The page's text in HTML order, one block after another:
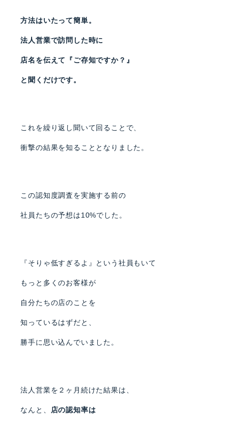
方法はいたって簡単。
法人営業で訪問した時に
店名を伝えて『ご存知ですか？』
と聞くだけです。
これを繰り返し聞いて回ることで、
衝撃の結果を知ることとなりました。
この認知度調査を実施する前の
社員たちの予想は10%でした。
『そりゃ低すぎるよ』という社員もいて
もっと多くのお客様が
自分たちの店のことを
知っているはずだと、
勝手に思い込んでいました。
法人営業を２ヶ月続けた結果は、
なんと、 店の認知率は